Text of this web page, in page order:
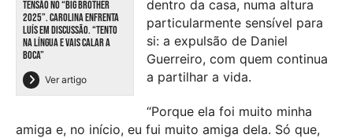
TENSÃO NO “BIG BROTHER
2025”. CAROLINA ENFRENTA
LUÍS EM DISCUSSÃO. “TENTO
NA LÍNGUA E VAIS CALAR A
BOCA”
Ver artigo
dentro da casa, numa altura
particularmente sensível para
si: a expulsão de Daniel
Guerreiro, com quem continua
a partilhar a vida.
“Porque ela foi muito minha
amiga e, no início, eu fui muito amiga dela. Só que,